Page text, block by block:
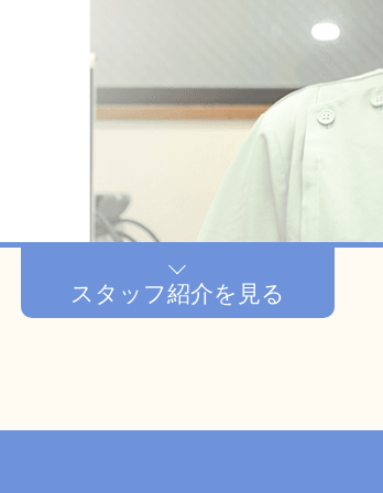
スタッフ紹介を見る